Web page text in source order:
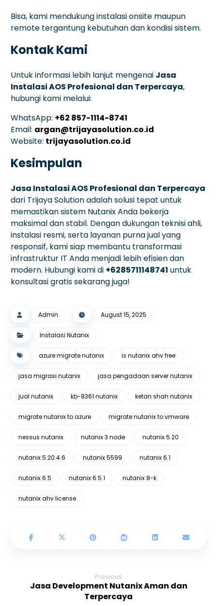
Bisa, kami mendukung instalasi onsite maupun
remote tergantung kebutuhan dan kondisi sistem.
Kontak Kami
Untuk informasi lebih lanjut mengenai Jasa
Instalasi AOS Profesional dan Terpercaya,
hubungi kami melalui:
WhatsApp: +62 857-1114-8741
Email: argan@trijayasolution.co.id
Website: trijayasolution.co.id
Kesimpulan
Jasa Instalasi AOS Profesional dan Terpercaya
dari Trijaya Solution adalah solusi tepat untuk
memastikan sistem Nutanix Anda bekerja
maksimal dan stabil. Dengan dukungan teknisi ahli,
instalasi resmi, serta layanan purna jual yang
responsif, kami siap membantu transformasi
infrastruktur IT Anda menjadi lebih efisien dan
modern. Hubungi kami di +6285711148741 untuk
konsultasi gratis sekarang juga!
Admin August 15, 2025
Instalasi Nutanix
azure migrate nutanix is nutanix ahv free
jasa migrasi nutanix jasa pengadaan server nutanix
jual nutanix kb-8361 nutanix ketan shah nutanix
migrate nutanix to azure migrate nutanix to vmware
nessus nutanix nutanix 3 node nutanix 5.20
nutanix 5.20.4.6 nutanix 5599 nutanix 6.1
nutanix 6.5 nutanix 6.5.1 nutanix 8-k
nutanix ahv license
Previous
Jasa Development Nutanix Aman dan
Terpercaya